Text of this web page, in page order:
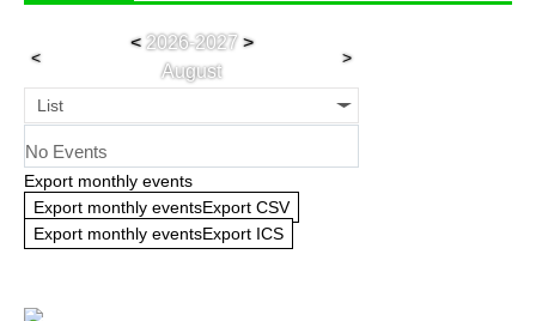
<
<2026-2027 >
August
>
List
No Events
Export monthly events
Export monthly eventsExport CSV
Export monthly eventsExport ICS